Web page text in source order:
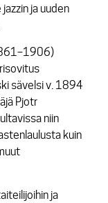
ja uuden
sävelsi v. 1894
Pjotr
niin
kuin
ja